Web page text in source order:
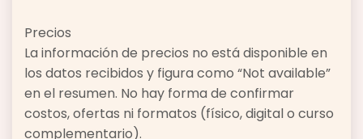
Precios
La información de precios no está disponible en
los datos recibidos y figura como “Not available”
en el resumen. No hay forma de confirmar
costos, ofertas ni formatos (físico, digital o curso
complementario).